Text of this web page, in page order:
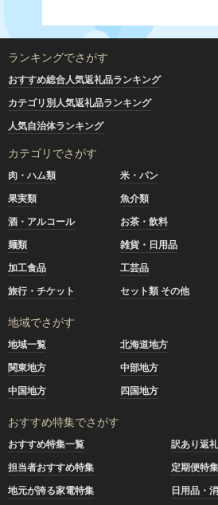
ランキングでさがす
おすすめ総合人気返礼品ランキング
カテゴリ別人気返礼品ランキング
人気自治体ランキング
カテゴリでさがす
肉・ハム類 米・パン
果実類
魚介類
酒・アルコール
お茶・飲料
麺類
雑貨・日用品
加工食品
工芸品
旅行・チケット
セット類 その他
地域でさがす
地域一覧 北海道地方
関東地方
中部地方
中国地方
四国地方
おすすめ特集でさがす
おすすめ特集一覧
訳あり返
担当者おすすめ特集
定期便特集
地元が誇る家電特集
日用品・